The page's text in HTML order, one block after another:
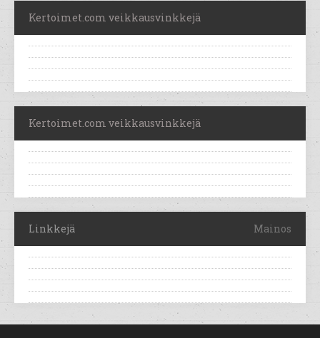
Kertoimet.com veikkausvinkkejä
Kertoimet.com veikkausvinkkejä
Linkkejä Mainos